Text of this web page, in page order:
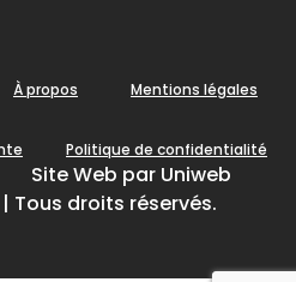
À propos Mentions légales
Politique de confidentialité
Site Web par Uniweb
| Tous droits réservés.